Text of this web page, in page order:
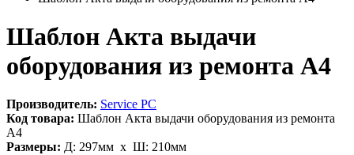
Шаблон Акта выдачи
оборудования из ремонта А4
Производитель: Service PC
Код товара: Шаблон Акта выдачи оборудования из ремонта
А4
Размеры: Д: 297мм х Ш: 210мм